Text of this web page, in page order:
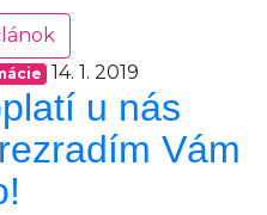
14. 1. 2019
u nás
Vám